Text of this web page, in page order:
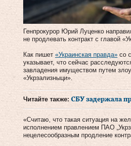
Генпрокурор Юрий Луценко
не продлевать контракт с главой
Как пишет «Украинская правда» со
указывает, что сейчас
завладения имуществом путем
«Укрзализныци».
Читайте также: СБУ задержала
«Считаю, что такая ситуация на
исполнением правлением ПАО
нецелесообразным продление